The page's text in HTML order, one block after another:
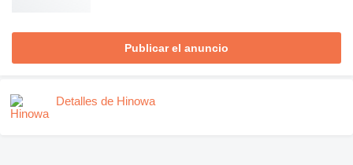
Publicar el anuncio
Detalles de Hinowa